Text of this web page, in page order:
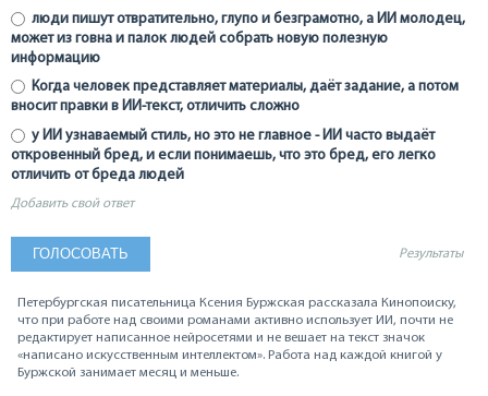
люди пишут отвратительно, глупо и безграмотно, а ИИ молодец,
может из говна и палок людей собрать новую полезную
информацию
Когда человек представляет материалы, даёт задание, а потом
вносит правки в ИИ-текст, отличить сложно
у ИИ узнаваемый стиль, но это не главное - ИИ часто выдаёт
откровенный бред, и если понимаешь, что это бред, его легко
отличить от бреда людей
Добавить свой ответ
Результаты
Петербургская писательница Ксения Буржская рассказала Кинопоиску,
что при работе над своими романами активно использует ИИ, почти не
редактирует написанное нейросетями и не вешает на текст значок
«написано искусственным интеллектом». Работа над каждой книгой у
Буржской занимает месяц и меньше.